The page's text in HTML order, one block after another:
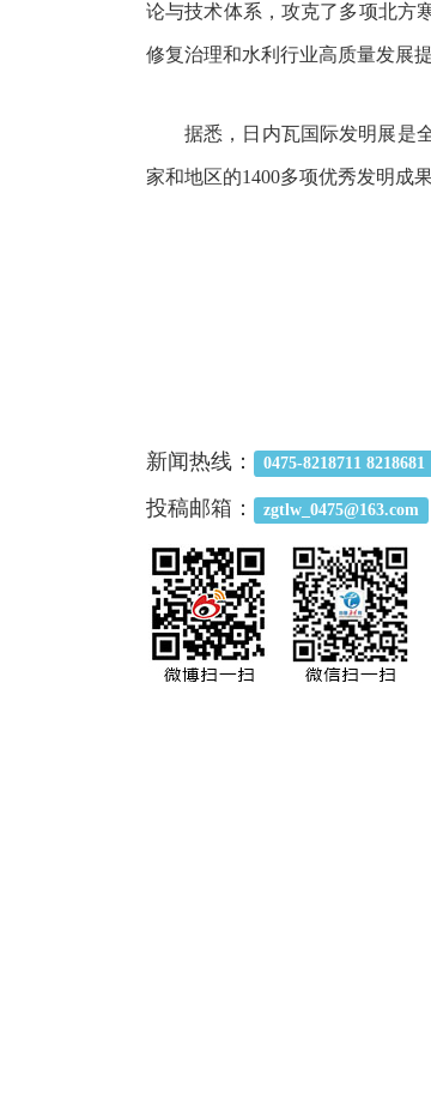
论与技术体系，攻克了多项北方
修复治理和水利行业高质量发展
据悉，日内瓦国际发明展是
家和地区的1400多项优秀发明成果
新闻热线： 0475-8218711 8218681
投稿邮箱： zgtlw_0475@163.com